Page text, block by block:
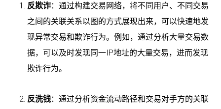
反欺诈：通过构建交易网络，将不同用户、不同交易
之间的关联关系以图的方式展现出来，可以快速地发
现异常交易和欺诈行为。例如，通过分析大量交易数
据，可以及时发现同一IP地址的大量交易，进而发现
欺诈行为。
反洗钱：通过分析资金流动路径和交易对手方的关联